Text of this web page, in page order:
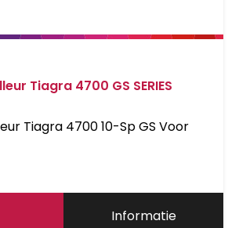
Tiagra 4700 GS SERIES
Tiagra 4700 10-Sp GS Voor
Informatie